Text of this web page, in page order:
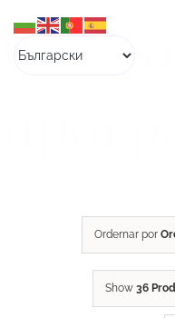
content
Онлайн
Ordernar por
Show 36